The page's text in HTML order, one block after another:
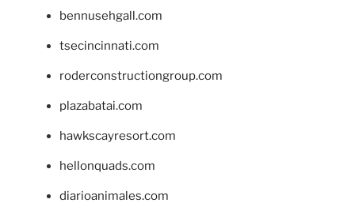
bennusehgall.com
tsecincinnati.com
roderconstructiongroup.com
plazabatai.com
hawkscayresort.com
hellonquads.com
diarioanimales.com